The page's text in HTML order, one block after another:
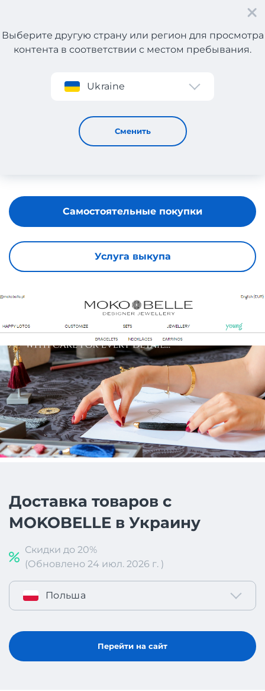
Регистрация
Выберите другую страну или регион для просмотра
контента в соответствии с местом пребывания.
Ukraine
Сменить
MOKOBELLE
Услуга выкупа
Самостоятельные покупки
Доставка товаров с
MOKOBELLE в Украину
Скидки до 20%
(Обновлено 24 июл. 2026 г. )
Польша
Перейти на сайт